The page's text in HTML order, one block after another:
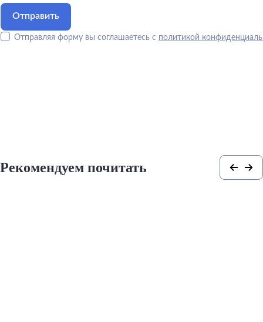
Отправляя форму вы соглашаетесь с политикой
Рекомендуем почитать